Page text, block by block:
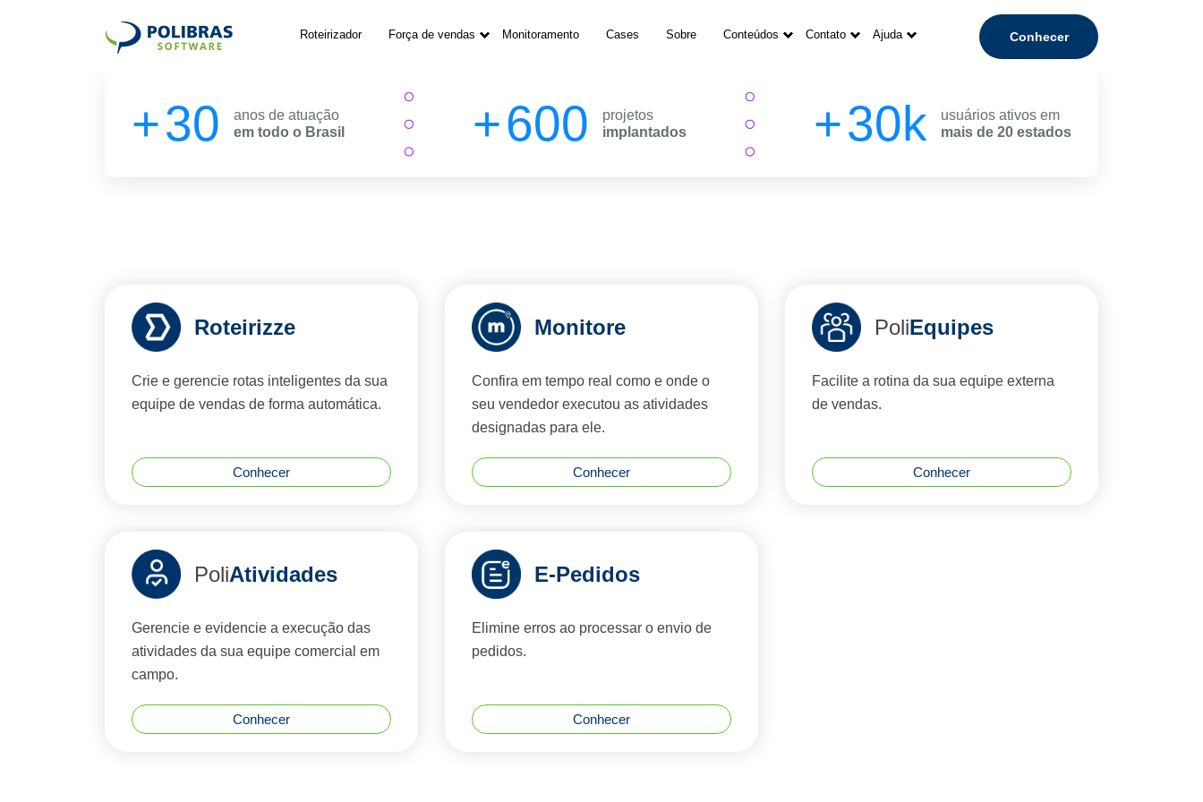
Roteirizador Força de vendas Monitoramento Cases Sobre Conteúdos Contato Ajuda Conhecer
30
anos de atuação
em todo o Brasil
600
projetos
implantados
30
usuários ativos em
mais de 20 estados
Roteirizze
Crie e gerencie rotas inteligentes da sua
equipe de vendas de forma automática.
Conhecer
Monitore
Confira em tempo real como e onde o
seu vendedor executou as atividades
designadas para ele.
Conhecer
PoliEquipes
Facilite a rotina da sua equipe externa
de vendas.
Conhecer
PoliAtividades
Gerencie e evidencie a execução das
atividades da sua equipe comercial em
campo.
Conhecer
E-Pedidos
Elimine erros ao processar o envio de
pedidos.
Conhecer